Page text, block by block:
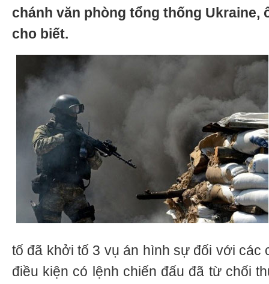
chánh văn phòng tổng thống Ukraine,
cho biết.
tố đã khởi tố 3 vụ án hình sự đối với các
điều kiện có lệnh chiến đấu đã từ chối